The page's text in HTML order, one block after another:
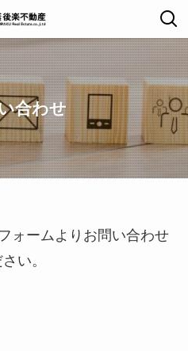
合わせ
ォームよりお問い合わせ
い。